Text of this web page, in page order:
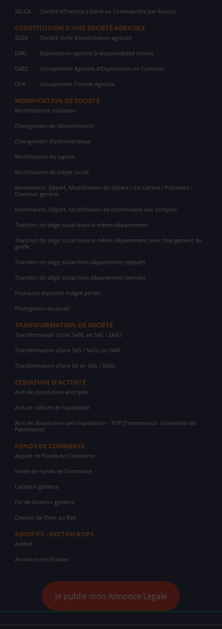
SELCA Société d'Exercice Libéral en Commandite par Actions
CONSTITUTION D'UNE SOCIÉTÉ AGRICOLE
SCEA Société civile d'exploitation agricole
EARL Exploitation agricole à responsabilité limitée
GAEC Groupement Agricole d'Exploitation en Commun
GFA Groupement Foncier Agricole
MODIFICATION DE SOCIÉTÉ
Modifications multiples
Changement de dénomination
Changement d'administrateur
Modification du capital
Modification de l'objet social
Nomination, Départ, Modification du Gérant / Co-Gérant / Président /
Directeur général
Nomination, Départ, Modification de commissaire aux comptes
Transfert de siège social dans le même département
Transfert de siège social dans le même département avec changement de
greffe
Transfert de siège social hors département (départ)
Transfert de siège social hors département (arrivée)
Poursuite d'activité malgré pertes
Prorogation de durée
TRANSFORMATION DE SOCIÉTÉ
Transformation d'une SARL en SAS / SASU
Transformation d'une SAS / SASU en SARL
Transformation d'une SA en SAS / SASU
CESSATION D'ACTIVITÉ
Avis de dissolution anticipée
Avis de clôture de liquidation
Avis de dissolution sans liquidation - TUP (Transmission Universelle de
Patrimoine)
FONDS DE COMMERCE
Apport de Fonds de Commerce
Vente de Fonds de Commerce
Location gérance
Fin de location gérance
Cession de Droit au Bail
ADDITIFS - RECTIFICATIFS
Additif
Annonce rectificative
Je publie mon Annonce Légale